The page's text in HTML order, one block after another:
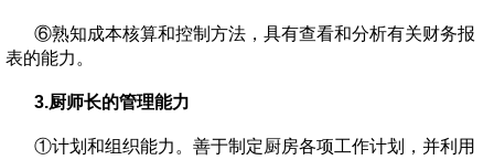
⑥熟知成本核算和控制方法，具有查看和分析有关财务报
表的能力。
3.厨师长的管理能力
①计划和组织能力。善于制定厨房各项工作计划，并利用